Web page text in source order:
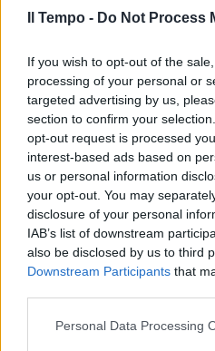
Il Tempo - Do Not Process
If you wish to opt-out of the
processing of your personal or
targeted advertising by us,
section to confirm your
opt-out request is processed
interest-based ads based on
us or personal information
your opt-out. You may
disclosure of your personal
IAB’s list of downstream
also be disclosed by us to third
Downstream Participants that
Personal Data Processing